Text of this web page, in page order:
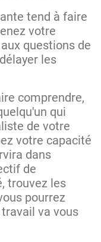
tend à faire
votre
questions de
les
comprendre,
qui
de votre
votre capacité
dans
de
trouvez les
pourrez
va vous